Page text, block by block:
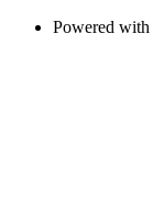
Powered with